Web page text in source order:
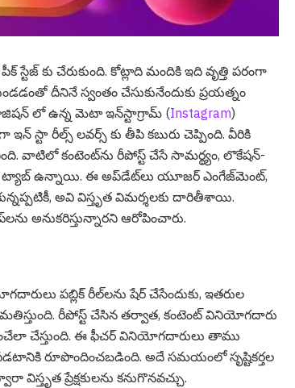
స్టేజ్ కు చేరుకుంది. కోట్లాది మందికి ఇది వృత్తి ప‌రంగా
దీనినే స్వంతం చేసుకునేందుకు ప్ర‌యత్నం
లో ఉన్న మెటా ఇన్‌స్టాగ్రామ్ (Instagram)
స్టా రీల్స్ ల‌వ‌ర్స్ కు తీపి క‌బురు చెప్పింది. వీరికి
వాటిలో కంటెంట్‌ను రీపోస్ట్ చేసే సామర్థ్యం, లొకేషన్-
ట్యాబ్ ఉన్నాయి. ఈ అప్‌డేట్‌లు యూజర్ ఎంగేజ్‌మెంట్,
అవి విస్తృత విమర్శలకు దారితీశాయి.
అనుకరిస్తున్నారని ఆరోపించారు.
పబ్లిక్ రీల్‌లను షేర్ చేసేందుకు, ఇతరుల
రీపోస్ట్ చేసిన తర్వాత, కంటెంట్ వినియోగదారు
చేస్తుంది. ఈ ఫీచర్ వినియోగదారులు తాము
రూపొందించబడింది. అదే సమయంలో సృష్టికర్తల
విస్తృత ప్రేక్షకులను కనుగొనవచ్చు.